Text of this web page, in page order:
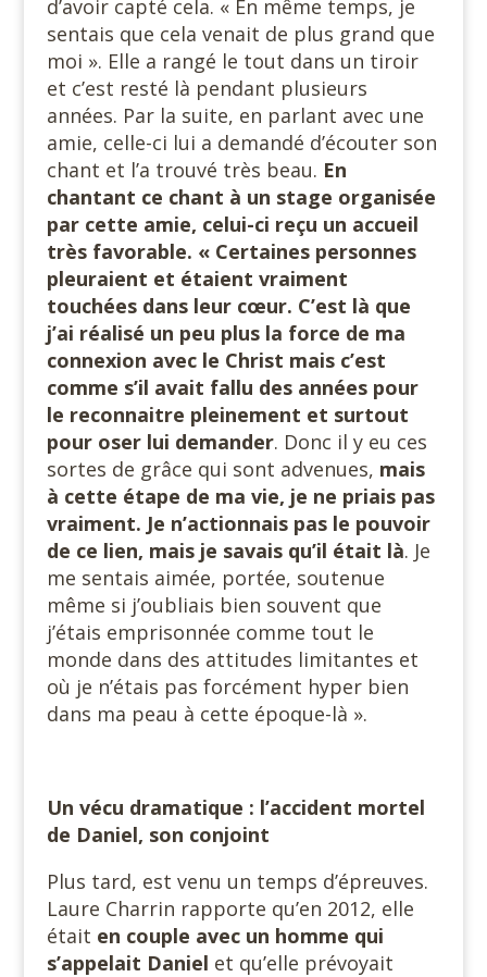
d’avoir capté cela. « En même temps, je
sentais que cela venait de plus grand que
moi ». Elle a rangé le tout dans un tiroir
et c’est resté là pendant plusieurs
années. Par la suite, en parlant avec une
amie, celle-ci lui a demandé d’écouter son
chant et l’a trouvé très beau. En
chantant ce chant à un stage organisée
par cette amie, celui-ci reçu un accueil
très favorable. « Certaines personnes
pleuraient et étaient vraiment
touchées dans leur cœur. C’est là que
j’ai réalisé un peu plus la force de ma
connexion avec le Christ mais c’est
comme s’il avait fallu des années pour
le reconnaitre pleinement et surtout
pour oser lui demander. Donc il y eu ces
sortes de grâce qui sont advenues, mais
à cette étape de ma vie, je ne priais pas
vraiment. Je n’actionnais pas le pouvoir
de ce lien, mais je savais qu’il était là. Je
me sentais aimée, portée, soutenue
même si j’oubliais bien souvent que
j’étais emprisonnée comme tout le
monde dans des attitudes limitantes et
où je n’étais pas forcément hyper bien
dans ma peau à cette époque-là ».
Un vécu dramatique : l’accident mortel
de Daniel, son conjoint
Plus tard, est venu un temps d’épreuves.
Laure Charrin rapporte qu’en 2012, elle
était en couple avec un homme qui
s’appelait Daniel et qu’elle prévoyait